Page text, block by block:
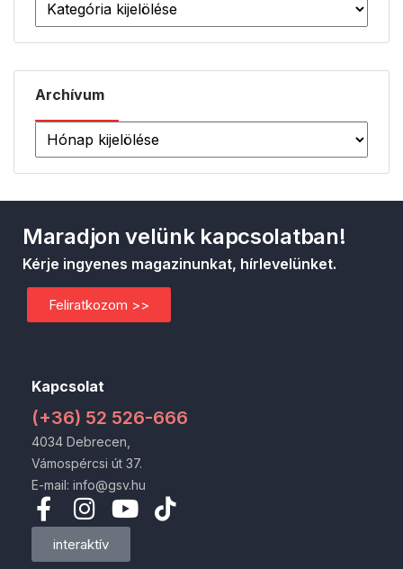
Archívum
Kapcsolat
(+36) 52 526-666
4034 Debrecen,
Vámospércsi út 37.
E-mail: info@gsv.hu
interaktív
Maradjon velünk kapcsolatban!
Kérje ingyenes magazinunkat, hírlevelünket.
Feliratkozom >>